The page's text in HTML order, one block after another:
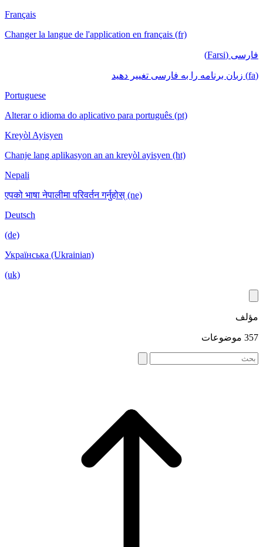
Français
Changer la langue de l'application en français (fr)
فارسی (Farsi)
(fa) زبان برنامه را به فارسی تغییر دهید
Portuguese
Alterar o idioma do aplicativo para português (pt)
Kreyòl Ayisyen
Chanje lang aplikasyon an an kreyòl ayisyen (ht)
Nepali
एपको भाषा नेपालीमा परिवर्तन गर्नुहोस् (ne)
Deutsch
(de)
Українська (Ukrainian)
(uk)
مؤلف
357 موضوعات